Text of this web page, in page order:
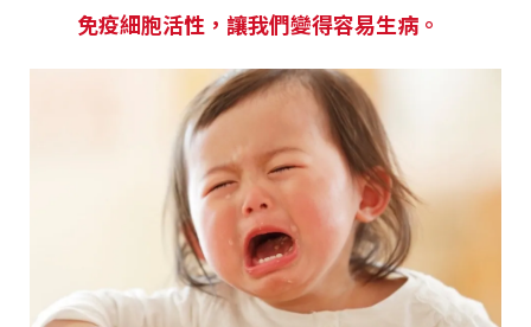
免疫細胞活性，讓我們變得容易生病。